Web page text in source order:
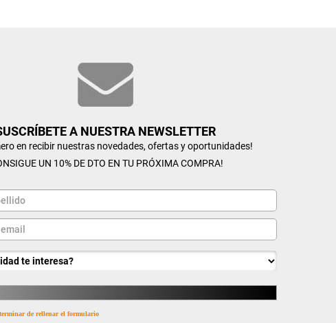
A NUESTRA NEWSLETTER
en recibir nuestras novedades, ofertas y oportunidades!
UN 10% DE DTO EN TU PRÓXIMA COMPRA!
de rellenar el formulario